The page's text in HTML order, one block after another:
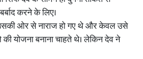
करने के लिए।
ओर से नाराज हो गए थे और केवल उसे
योजना बनाना चाहते थे। लेकिन देव ने